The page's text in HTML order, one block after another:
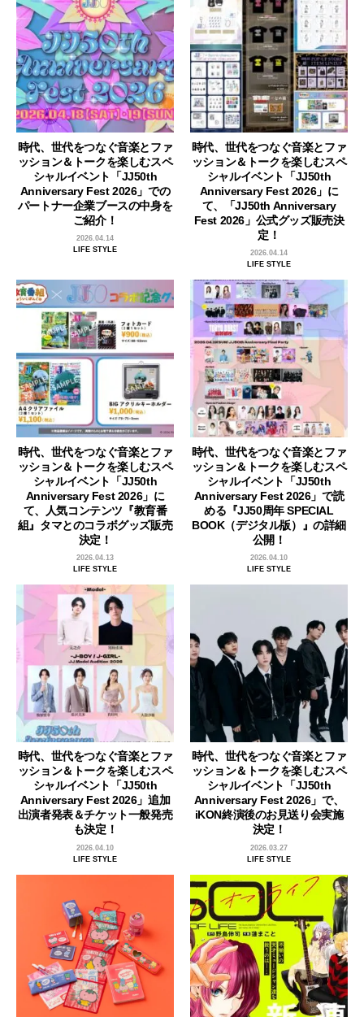
時代、世代をつなぐ音楽とファ
ッション＆トークを楽しむスペ
シャルイベント「JJ50th
Anniversary Fest 2026」での
パートナー企業ブースの中身を
ご紹介！
2026.04.14
LIFE STYLE
時代、世代をつなぐ音楽とファ
ッション＆トークを楽しむスペ
シャルイベント「JJ50th
Anniversary Fest 2026」に
て、「JJ50th Anniversary
Fest 2026」公式グッズ販売決
定！
2026.04.14
LIFE STYLE
時代、世代をつなぐ音楽とファ
ッション＆トークを楽しむスペ
シャルイベント「JJ50th
Anniversary Fest 2026」に
て、人気コンテンツ『教育番
組』タマとのコラボグッズ販売
決定！
2026.04.13
LIFE STYLE
時代、世代をつなぐ音楽とファ
ッション＆トークを楽しむスペ
シャルイベント「JJ50th
Anniversary Fest 2026」で読
める『JJ50周年 SPECIAL
BOOK（デジタル版）』の詳細
公開！
2026.04.10
LIFE STYLE
時代、世代をつなぐ音楽とファ
ッション＆トークを楽しむスペ
シャルイベント「JJ50th
Anniversary Fest 2026」追加
出演者発表＆チケット一般発売
も決定！
2026.04.10
LIFE STYLE
時代、世代をつなぐ音楽とファ
ッション＆トークを楽しむスペ
シャルイベント「JJ50th
Anniversary Fest 2026」で、
iKON終演後のお見送り会実施
決定！
2026.03.27
LIFE STYLE